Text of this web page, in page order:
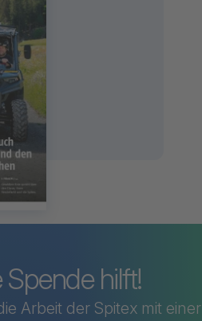
Spende hilft!
Arbeit der Spitex mit einer